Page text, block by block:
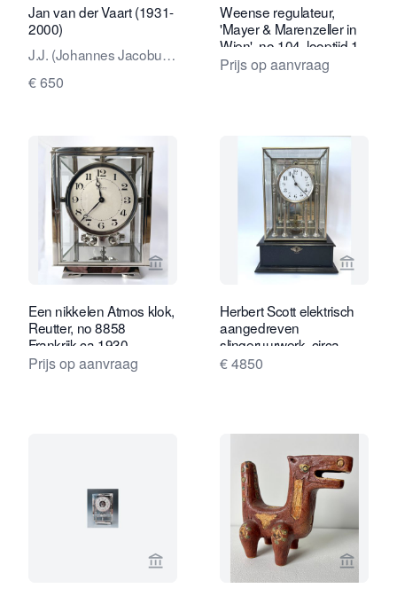
Jan van der Vaart (1931-
2000)
J.J. (Johannes Jacobus,
Jan) van der Vaart
€ 650
Weense regulateur,
'Mayer & Marenzeller in
Wien', no 104, looptijd 1
maand, schildpad kast,
ca 1830-40.
Prijs op aanvraag
Bekijk verkoperspagina van Van
Een nikkelen Atmos klok,
Reutter, no 8858
Frankrijk ca.1930.
Prijs op aanvraag
Bekijk
Herbert Scott elektrisch
aangedreven
slingeruurwerk, circa
1902.
€ 4850
Bekijk verkoperspagina van Van Brug
Bekijk